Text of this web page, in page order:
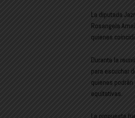
La diputada
Rosangela
quienes
Durante la
para escuchar
quienes
equitativas.